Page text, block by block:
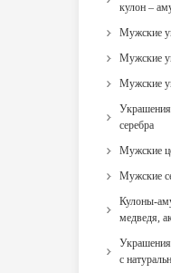
кулон –
Мужские
Мужские
Мужские
серебра
Мужские
Мужские
Кулоны-
медведя,
с